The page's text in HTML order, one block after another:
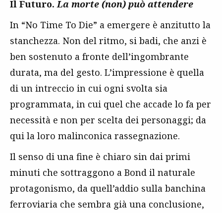
Il Futuro. La morte (non) può attendere
In “No Time To Die” a emergere è anzitutto la
stanchezza. Non del ritmo, si badi, che anzi è
ben sostenuto a fronte dell’ingombrante
durata, ma del gesto. L’impressione è quella
di un intreccio in cui ogni svolta sia
programmata, in cui quel che accade lo fa per
necessità e non per scelta dei personaggi; da
qui la loro malinconica rassegnazione.
Il senso di una fine è chiaro sin dai primi
minuti che sottraggono a Bond il naturale
protagonismo, da quell’addio sulla banchina
ferroviaria che sembra già una conclusione,